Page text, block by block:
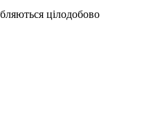
цілодобово